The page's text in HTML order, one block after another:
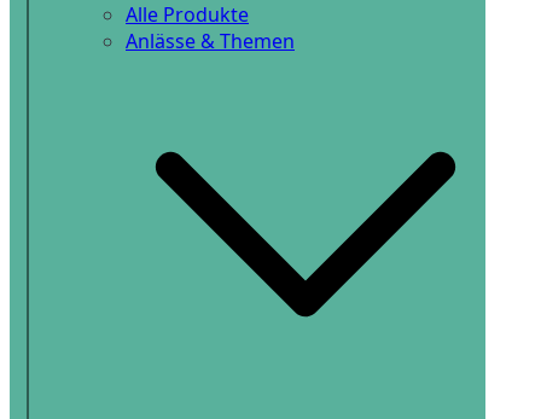
Alle Produkte
Anlässe & Themen